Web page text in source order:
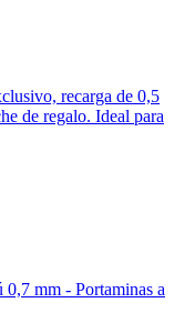
recarga de 0,5
de regalo. Ideal para